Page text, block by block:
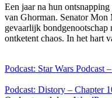
Een jaar na hun
van Ghorman. Senator Mon
gevaarlijk bondgenootschap
ontketent chaos. In het hart
Podcast: Star Wars Podcast
Podcast: Distory – Chapter